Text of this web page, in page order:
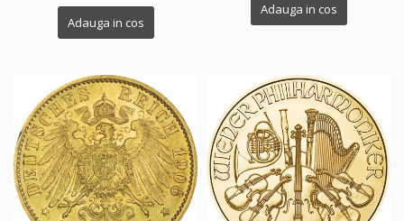
Adauga in cos
Adauga in cos